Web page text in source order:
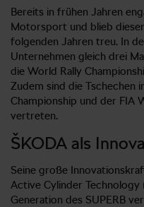
Bereits in frühen Jahren
Motorsport und blieb
folgenden Jahren treu. In
Unternehmen gleich drei
die World Rally
Zudem sind die Tschechen
Championship und der FIA
vertreten.
ŠKODA als
Seine große
Active Cylinder
Generation des SUPERB